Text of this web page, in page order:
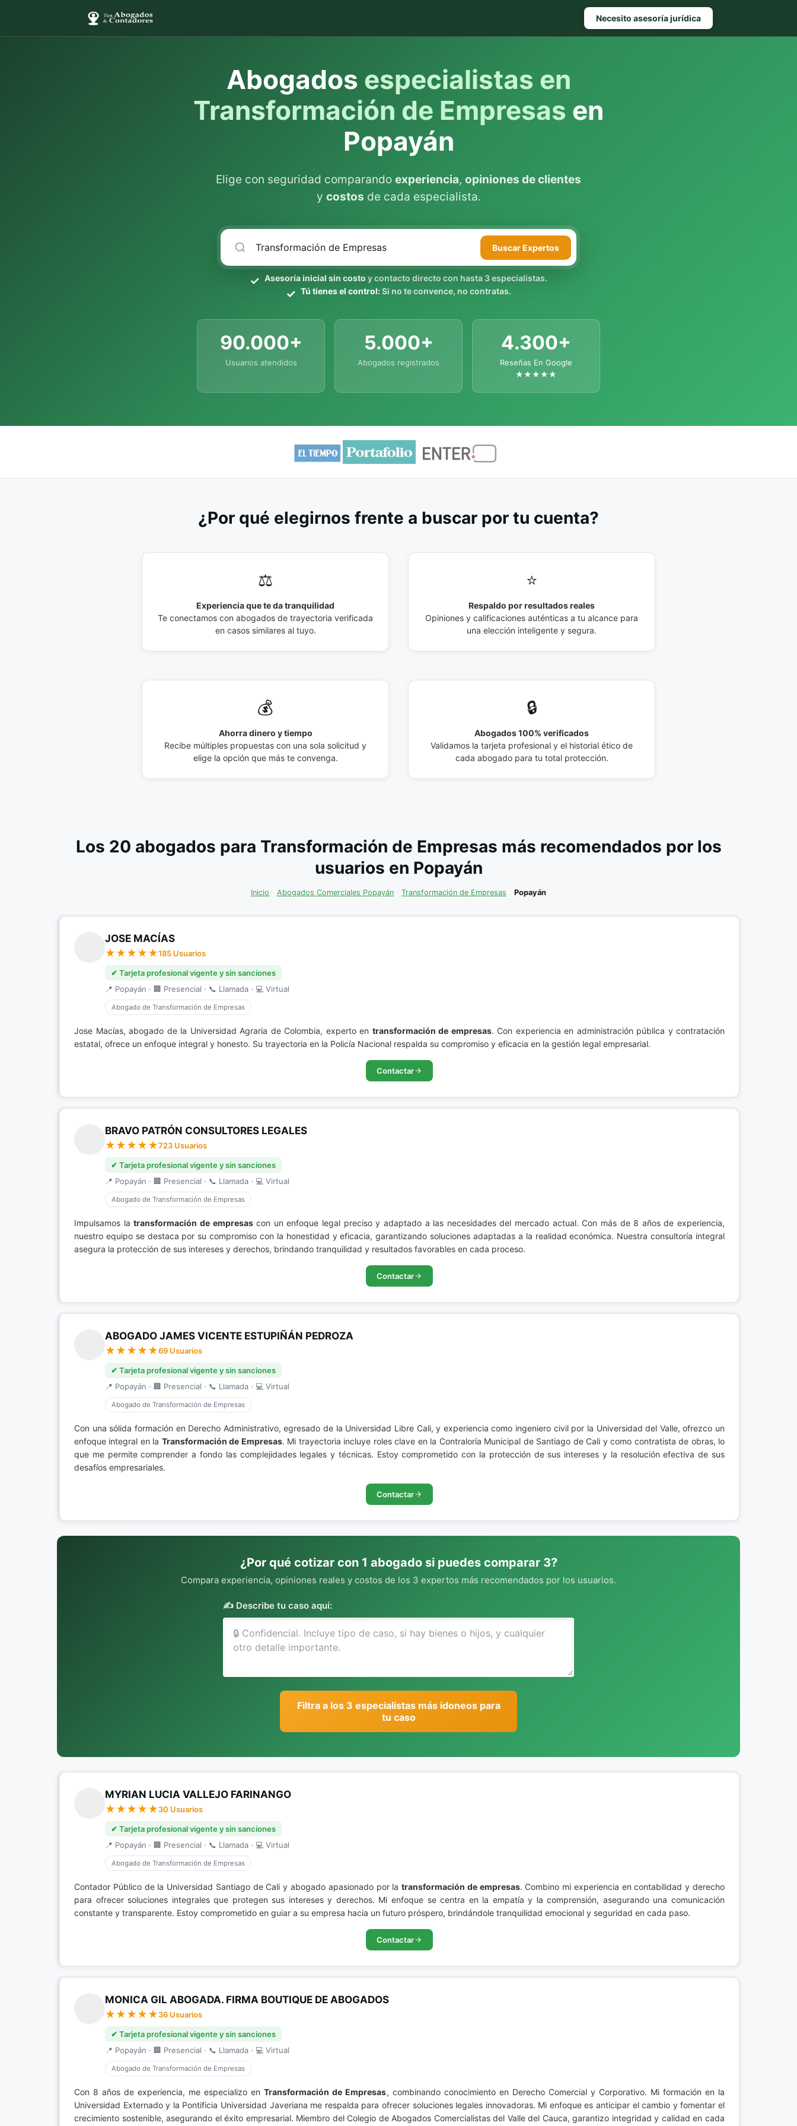
Necesito asesoría jurídica
Abogados especialistas en
Transformación de Empresas en
Popayán
Elige con seguridad comparando experiencia, opiniones de clientes
y costos de cada especialista.
BuscarExpertos
Asesoría inicial sin costo y contacto directo con hasta 3 especialistas.
Tú tienes el control:Si no te convence, no contratas.
90.000+
Usuarios atendidos
5.000+
Abogados registrados
4.300+
Reseñas En Google
★★★★★
¿Por qué elegirnos frente a buscar por tu cuenta?
⚖️
Experiencia que te da tranquilidad
Te conectamos con abogados de trayectoria verificada
en casos similares al tuyo.
⭐
Respaldo por resultados reales
Opiniones y calificaciones auténticas a tu alcance para
una elección inteligente y segura.
💰
Ahorra dinero y tiempo
Recibe múltiples propuestas con una sola solicitud y
elige la opción que más te convenga.
🔒
Abogados 100% verificados
Validamos la tarjeta profesional y el historial ético de
cada abogado para tu total protección.
Los 20 abogados para Transformación de Empresas más recomendados por los
usuarios en Popayán
Inicio Abogados Comerciales Popayán Transformación de Empresas Popayán
JOSE MACÍAS
185 Usuarios
✔ Tarjeta profesional vigente y sin sanciones
📍 Popayán · 🏢 Presencial · 📞 Llamada · 💻 Virtual
Abogado de Transformación de Empresas
Jose Macías, abogado de la Universidad Agraria de Colombia, experto en transformación de empresas. Con experiencia en administración pública y contratación
estatal, ofrece un enfoque integral y honesto. Su trayectoria en la Policía Nacional respalda su compromiso y eficacia en la gestión legal empresarial.
Contactar
BRAVO PATRÓN CONSULTORES LEGALES
723 Usuarios
✔ Tarjeta profesional vigente y sin sanciones
📍 Popayán · 🏢 Presencial · 📞 Llamada · 💻 Virtual
Abogado de Transformación de Empresas
Impulsamos latransformación de empresascon un enfoque legal preciso y adaptado a las necesidades del mercado actual. Con más de 8 años de experiencia,
nuestro equipo se destaca por su compromiso con la honestidad y eficacia, garantizando soluciones adaptadas a la realidad económica. Nuestra consultoría integral
asegura la protección de sus intereses y derechos, brindando tranquilidad y resultados favorables en cada proceso.
Contactar
ABOGADO JAMES VICENTE ESTUPIÑÁN PEDROZA
69 Usuarios
✔ Tarjeta profesional vigente y sin sanciones
📍 Popayán · 🏢 Presencial · 📞 Llamada · 💻 Virtual
Abogado de Transformación de Empresas
Con una sólida formación en Derecho Administrativo, egresado de la Universidad Libre Cali, y experiencia como ingeniero civil por la Universidad del Valle, ofrezco un
enfoque integral en la Transformación de Empresas. Mi trayectoria incluye roles clave en la Contraloría Municipal de Santiago de Cali y como contratista de obras, lo
que me permite comprender a fondo las complejidades legales y técnicas. Estoy comprometido con la protección de sus intereses y la resolución efectiva de sus
desafíos empresariales.
Contactar
¿Por qué cotizar con 1 abogado si puedes comparar 3?
Compara experiencia, opiniones reales y costos de los 3 expertos más recomendados por los usuarios.
✍️ Describe tu caso aquí:
Filtra a los 3 especialistas más idoneos para
tu caso
MYRIAN LUCIA VALLEJO FARINANGO
30 Usuarios
✔ Tarjeta profesional vigente y sin sanciones
📍 Popayán · 🏢 Presencial · 📞 Llamada · 💻 Virtual
Abogado de Transformación de Empresas
Contador Público de la Universidad Santiago de Cali y abogado apasionado por latransformación de empresas. Combino mi experiencia en contabilidad y derecho
para ofrecer soluciones integrales que protegen sus intereses y derechos. Mi enfoque se centra en la empatía y la comprensión, asegurando una comunicación
constante y transparente. Estoy comprometido en guiar a su empresa hacia un futuro próspero, brindándole tranquilidad emocional y seguridad en cada paso.
Contactar
MONICA GIL ABOGADA. FIRMA BOUTIQUE DE ABOGADOS
36 Usuarios
✔ Tarjeta profesional vigente y sin sanciones
📍 Popayán · 🏢 Presencial · 📞 Llamada · 💻 Virtual
Abogado de Transformación de Empresas
Con 8 años de experiencia, me especializo enTransformación de Empresas, combinando conocimiento en Derecho Comercial y Corporativo. Mi formación en la
Universidad Externado y la Pontificia Universidad Javeriana me respalda para ofrecer soluciones legales innovadoras. Mi enfoque es anticipar el cambio y fomentar el
crecimiento sostenible, asegurando el éxito empresarial. Miembro del Colegio de Abogados Comercialistas del Valle del Cauca, garantizo integridad y calidad en cada